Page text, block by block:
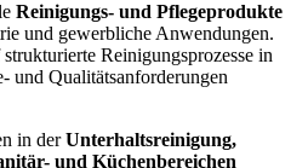
Reinigungs- und Pflegeprodukte
und gewerbliche Anwendungen.
Reinigungsprozesse in
und Qualitätsanforderungen
in derUnterhaltsreinigung,
und Küchenbereichen